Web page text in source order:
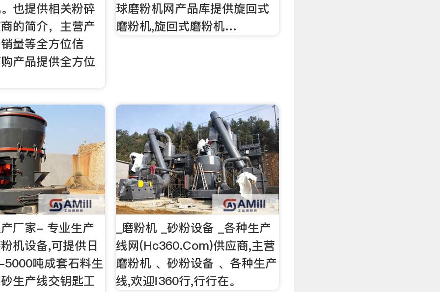
也提供相关粉碎
的简介，主营产
量等全方位信
产品提供全方位
球磨粉机网产品库提供旋回式
磨粉机,旋回式磨粉机…
厂家- 专业生产
机设备,可提供日
吨成套石料生
生产线交钥匙工
_磨粉机 _砂粉设备 _各种生产
线网(Hc360.Com)供应商,主营
磨粉机 、砂粉设备 、各种生产
线,欢迎!360行,行行在。